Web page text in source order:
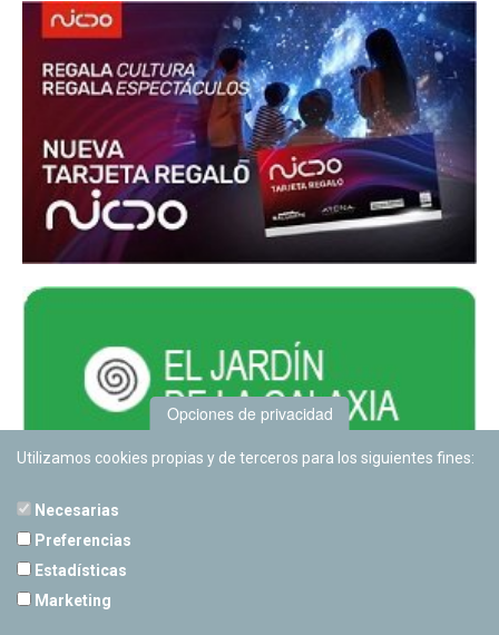
Opciones de privacidad
Utilizamos cookies propias y de terceros para los siguientes fines:
Necesarias
Preferencias
Estadísticas
Marketing